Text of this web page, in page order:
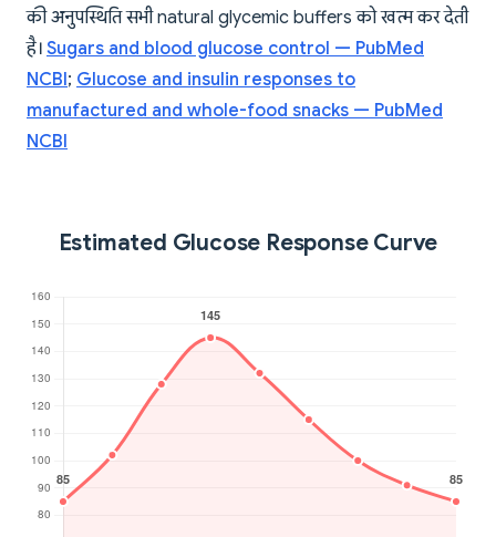
की अनुपस्थिति सभी natural glycemic buffers को खत्म कर देती
है। Sugars and blood glucose control — PubMed
NCBI; Glucose and insulin responses to
manufactured and whole-food snacks — PubMed
NCBI
Estimated Glucose Response Curve